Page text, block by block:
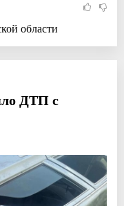
области
ДТП с